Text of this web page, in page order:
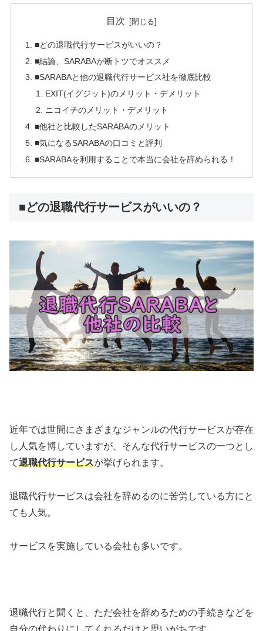
目次
■どの退職代行サービスがいいの？
■結論、SARABAが断トツでオススメ
■SARABAと他の退職代行サービス社を徹底比較
EXIT(イグジット)のメリット・デメリット
ニコイチのメリット・デメリット
■他社と比較したSARABAのメリット
■気になるSARABAの口コミと評判
■SARABAを利用することで本当に会社を辞められる！
■どの退職代行サービスがいいの？
近年では世間にさまざまなジャンルの代行サービスが存在
し人気を博していますが、そんな代行サービスの一つとし
て退職代行サービスが挙げられます。
退職代行サービスは会社を辞めるのに苦労している方にと
ても人気。
サービスを実施している会社も多いです。
退職代行と聞くと、ただ会社を辞めるための手続きなどを